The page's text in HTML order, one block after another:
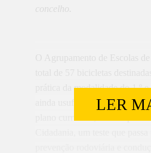
concelho.
prática da modalidade do 1.º e
ainda usufruir os alunos do 8.º
LER